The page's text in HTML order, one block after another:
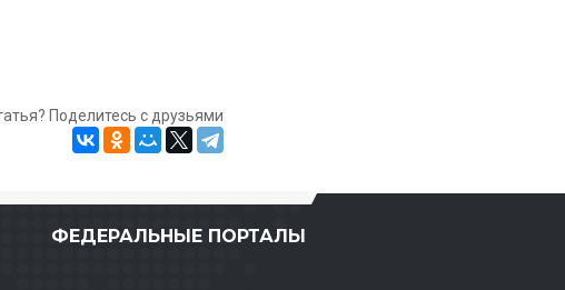
Поделитесь с друзьями
ФЕДЕРАЛЬНЫЕ ПОРТАЛЫ